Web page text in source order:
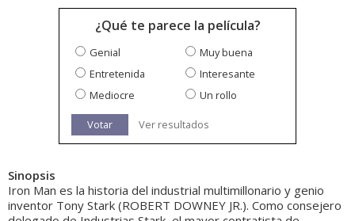
¿Qué te parece la película?
Genial
Muy buena
Entretenida
Interesante
Mediocre
Un rollo
Votar Ver resultados
Sinopsis
Iron Man es la historia del industrial multimillonario y genio
inventor Tony Stark (ROBERT DOWNEY JR.). Como consejero